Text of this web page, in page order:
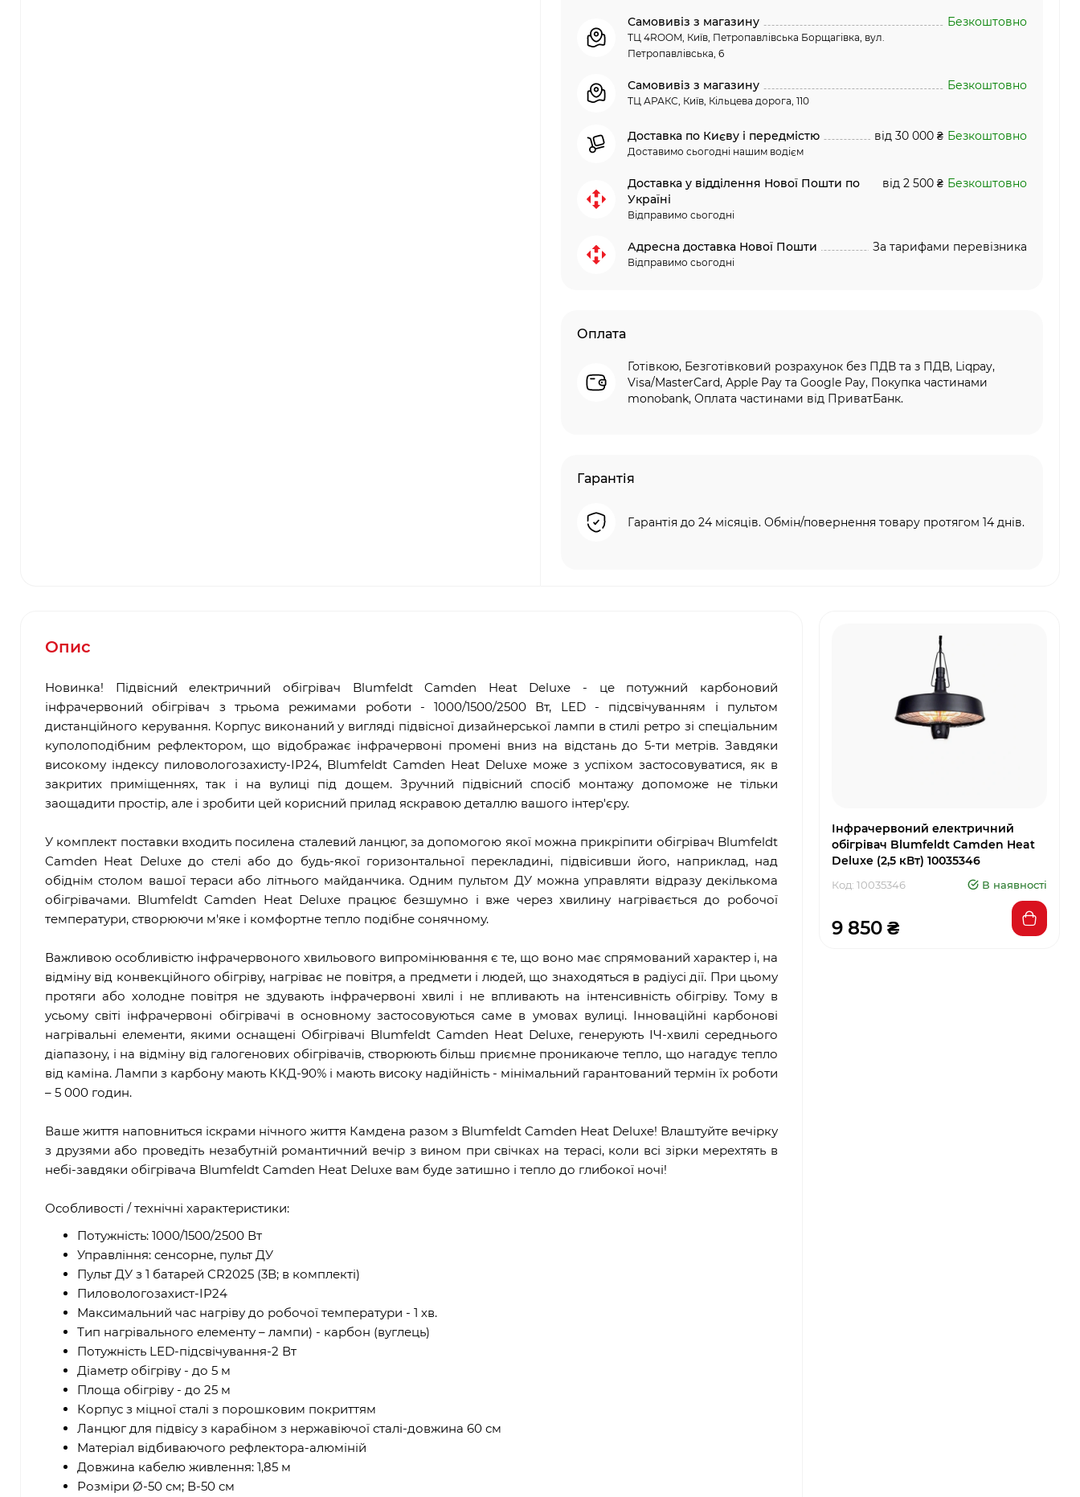
Самовивіз з магазину
ТЦ 4ROOM, Київ, Петропавлівська Борщагівка, вул.
Петропавлівська, 6
Безкоштовно
Самовивіз з магазину
ТЦ АРАКС, Київ, Кільцева дорога, 110
Безкоштовно
Доставка по Києву і передмістю
Доставимо сьогодні нашим водієм
від 30 000 ₴ Безкоштовно
Доставка у відділення Нової Пошти по
Україні
Відправимо сьогодні
від 2 500 ₴ Безкоштовно
Адресна доставка Нової Пошти
Відправимо сьогодні
За тарифами перевізника
Оплата
Готівкою, Безготівковий розрахунок без ПДВ та з ПДВ, Liqpay,
Visa/MasterCard, Apple Pay та Google Pay, Покупка частинами
monobank, Оплата частинами від ПриватБанк.
Гарантія
Гарантія до 24 місяців. Обмін/повернення товару протягом 14 днів.
Опис
Новинка! Підвісний електричний обігрівач Blumfeldt Camden Heat Deluxe - це потужний карбоновий
інфрачервоний обігрівач з трьома режимами роботи - 1000/1500/2500 Вт, LED - підсвічуванням і пультом
дистанційного керування. Корпус виконаний у вигляді підвісної дизайнерської лампи в стилі ретро зі спеціальним
куполоподібним рефлектором, що відображає інфрачервоні промені вниз на відстань до 5-ти метрів. Завдяки
високому індексу пиловологозахисту-IP24, Blumfeldt Camden Heat Deluxe може з успіхом застосовуватися, як в
закритих приміщеннях, так і на вулиці під дощем. Зручний підвісний спосіб монтажу допоможе не тільки
заощадити простір, але і зробити цей корисний прилад яскравою деталлю вашого інтер'єру.
У комплект поставки входить посилена сталевий ланцюг, за допомогою якої можна прикріпити обігрівач Blumfeldt
Camden Heat Deluxe до стелі або до будь-якої горизонтальної перекладині, підвісивши його, наприклад, над
обіднім столом вашої тераси або літнього майданчика. Одним пультом ДУ можна управляти відразу декількома
обігрівачами. Blumfeldt Camden Heat Deluxe працює безшумно і вже через хвилину нагрівається до робочої
температури, створюючи м'яке і комфортне тепло подібне сонячному.
Важливою особливістю інфрачервоного хвильового випромінювання є те, що воно має спрямований характер і, на
відміну від конвекційного обігріву, нагріває не повітря, а предмети і людей, що знаходяться в радіусі дії. При цьому
протяги або холодне повітря не здувають інфрачервоні хвилі і не впливають на інтенсивність обігріву. Тому в
усьому світі інфрачервоні обігрівачі в основному застосовуються саме в умовах вулиці. Інноваційні карбонові
нагрівальні елементи, якими оснащені Обігрівачі Blumfeldt Camden Heat Deluxe, генерують ІЧ-хвилі середнього
діапазону, і на відміну від галогенових обігрівачів, створюють більш приємне проникаюче тепло, що нагадує тепло
від каміна. Лампи з карбону мають ККД-90% і мають високу надійність - мінімальний гарантований термін їх роботи
– 5 000 годин.
Ваше життя наповниться іскрами нічного життя Камдена разом з Blumfeldt Camden Heat Deluxe! Влаштуйте вечірку
з друзями або проведіть незабутній романтичний вечір з вином при свічках на терасі, коли всі зірки мерехтять в
небі-завдяки обігрівача Blumfeldt Camden Heat Deluxe вам буде затишно і тепло до глибокої ночі!
Особливості / технічні характеристики:
Потужність: 1000/1500/2500 Вт
Управління: сенсорне, пульт ДУ
Пульт ДУ з 1 батарей CR2025 (3В; в комплекті)
Пиловологозахист-IP24
Максимальний час нагріву до робочої температури - 1 хв.
Тип нагрівального елементу – лампи) - карбон (вуглець)
Потужність LED-підсвічування-2 Вт
Діаметр обігріву - до 5 м
Площа обігріву - до 25 м
Корпус з міцної сталі з порошковим покриттям
Ланцюг для підвісу з карабіном з нержавіючої сталі-довжина 60 см
Матеріал відбиваючого рефлектора-алюміній
Довжина кабелю живлення: 1,85 м
Розміри Ø-50 см; В-50 см
Інфрачервоний електричний
обігрівач Blumfeldt Camden Heat
Deluxe (2,5 кВт) 10035346
Код: 10035346 В наявності
9 850 ₴